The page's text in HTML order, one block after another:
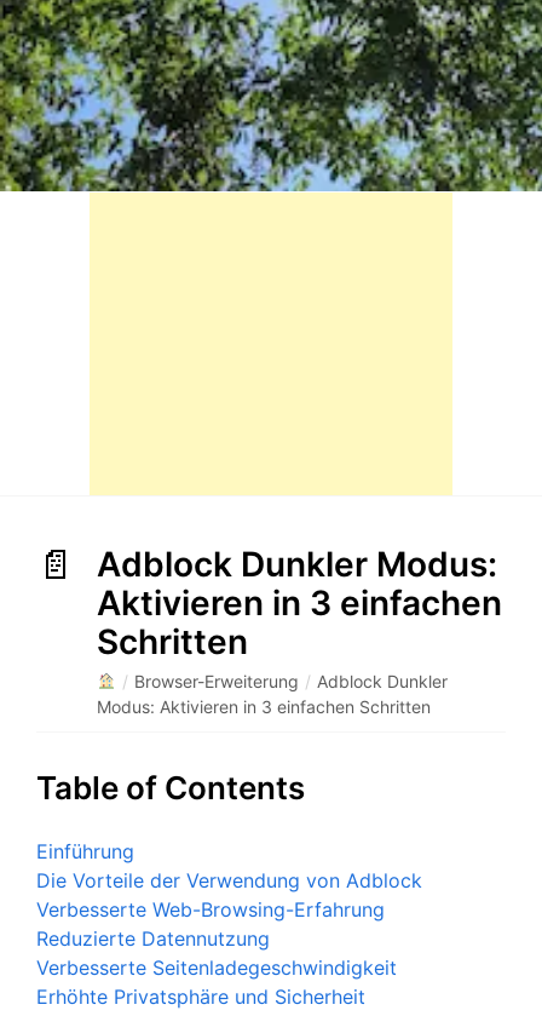
Adblock Dunkler Modus:
Aktivieren in 3 einfachen
Schritten
/ Browser-Erweiterung / Adblock Dunkler
Modus: Aktivieren in 3 einfachen Schritten
Table of Contents
Einführung
Die Vorteile der Verwendung von Adblock
Verbesserte Web-Browsing-Erfahrung
Reduzierte Datennutzung
Verbesserte Seitenladegeschwindigkeit
Erhöhte Privatsphäre und Sicherheit